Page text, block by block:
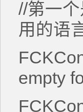
//第一
用的语
empty